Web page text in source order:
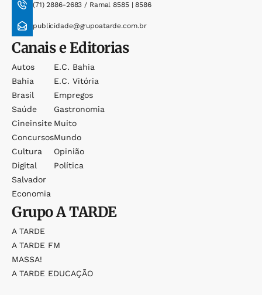
(71) 2886-2683 / Ramal 8585 | 8586
publicidade@grupoatarde.com.br
Canais e Editorias
Autos
Bahia
Brasil
Saúde
Cineinsite
Concursos
Cultura
Digital
Salvador
Economia
E.c. Bahia
E.c. Vitória
Empregos
Gastronomia
Muito
Mundo
Opinião
Política
GrupoA TARDE
A TARDE
A TARDE FM
MASSA!
A TARDE EDUCAÇÃO